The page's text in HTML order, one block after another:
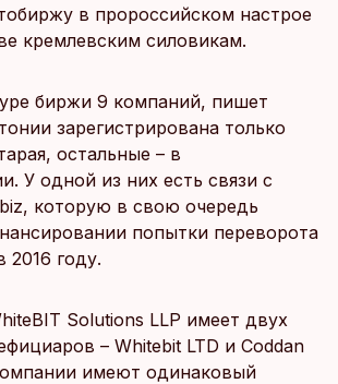
в пророссийском настрое
кремлевским силовикам.
биржи 9 компаний, пишет
зарегистрирована только
остальные – в
У одной из них есть связи с
которую в свою очередь
попытки переворота
2016 году.
Solutions LLP имеет двух
– Whitebit LTD и Coddan
имеют одинаковый